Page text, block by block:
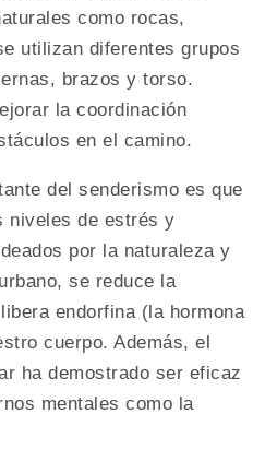
como rocas,
utilizan diferentes grupos
brazos y torso.
la coordinación
en el camino.
del senderismo es que
niveles de estrés y
por la naturaleza y
se reduce la
endorfina (la hormona
cuerpo. Además, el
ha demostrado ser eficaz
mentales como la